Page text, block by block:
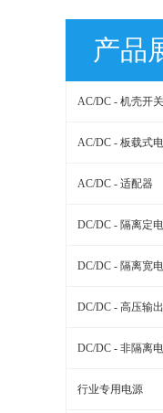
产品
AC/DC - 机壳开
AC/DC - 板载式
AC/DC - 适配器
DC/DC - 隔离定
DC/DC - 隔离宽
DC/DC - 高压输
DC/DC - 非隔离
行业专用电源